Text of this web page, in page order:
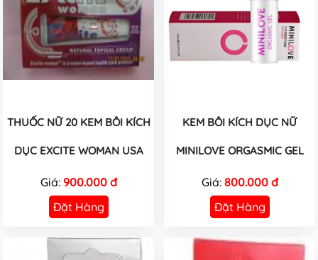
THUỐC NỮ 20 KEM BÔI KÍCH
DỤC EXCITE WOMAN USA
Giá: 900.000 đ
Đặt Hàng
KEM BÔI KÍCH DỤC NỮ
MINILOVE ORGASMIC GEL
Giá: 800.000 đ
Đặt Hàng